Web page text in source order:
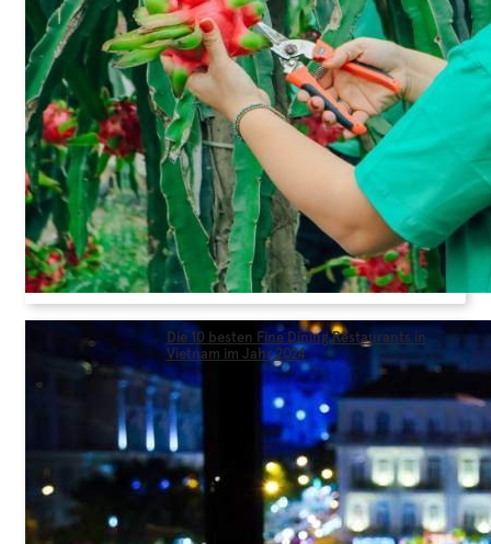
Die 10 besten Fine Dining Restaurants in
Vietnam im Jahr 2024